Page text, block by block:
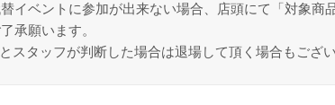
イベントに参加が出来ない場合、店頭にて「対象商
承願います。
スタッフが判断した場合は退場して頂く場合もござ